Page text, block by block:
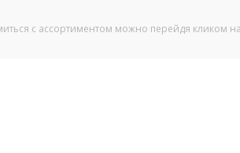
с ассортиментом можно перейдя кликом на